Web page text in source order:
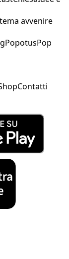
avvenire
PopotusPop
Contatti